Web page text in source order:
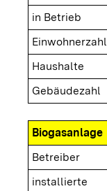
in Betrieb
Einwohnerzahl
Haushalte
Gebäudezahl
Biogasanlage
Betreiber
installierte